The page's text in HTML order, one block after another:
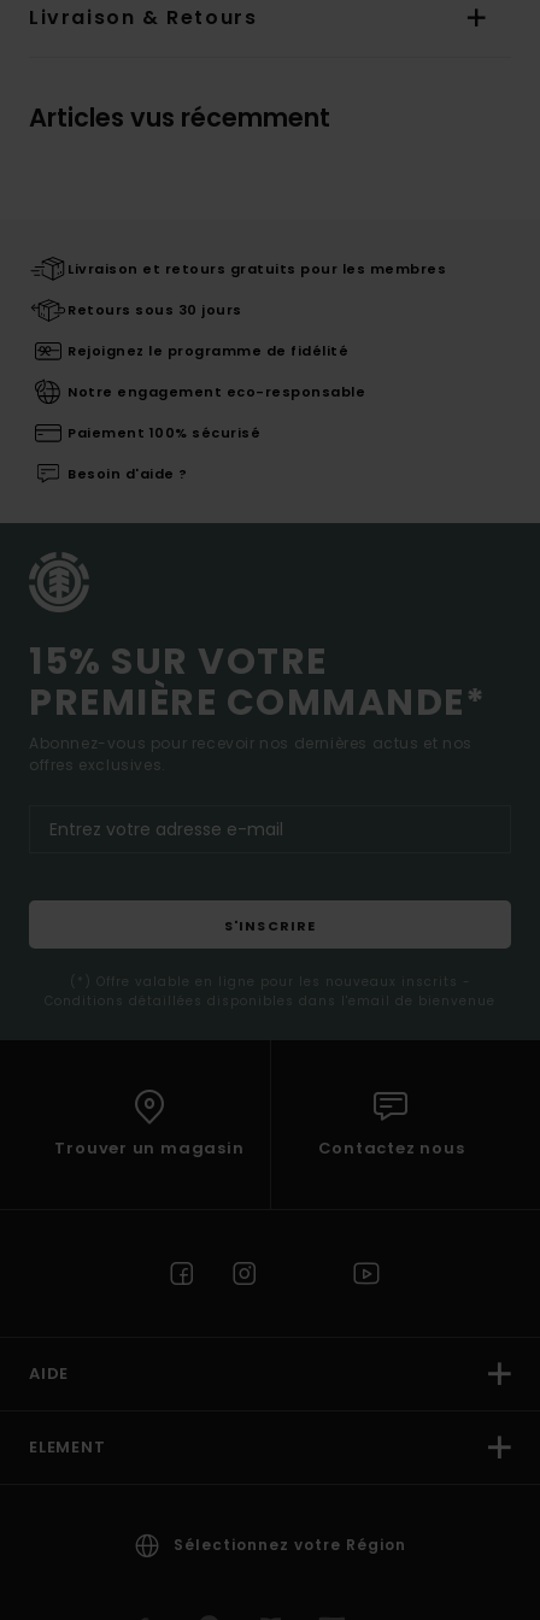
Livraison & Retours
Articles vus récemment
Livraison et retours gratuits pour les membres
Retours sous 30 jours
Rejoignez le programme de fidélité
Notre engagement eco-responsable
Paiement 100% sécurisé
Besoin d'aide ?
15% SUR VOTRE
PREMIÈRE COMMANDE*
Abonnez-vous pour recevoir nos dernières actus et nos
offres exclusives.
S'INSCRIRE
(*) Offre valable en ligne pour les nouveaux inscrits -
Conditions détaillées disponibles dans l'email de bienvenue
Trouver un magasin Contactez nous
AIDE
ELEMENT
Sélectionnez votre Région